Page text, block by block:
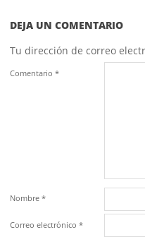
DEJA UN COMENTARIO
Tu dirección de correo
Comentario *
Nombre *
Correo electrónico *